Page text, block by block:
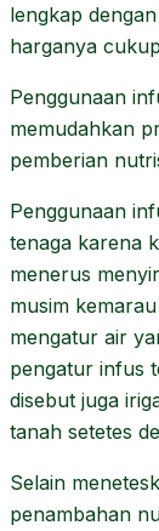
lengkap
harganya
Penggunaan
memudahkan
pemberian
Penggunaan
tenaga karena
menerus
musim
mengatur air
pengatur infus
disebut juga
tanah setetes
Selain
penambahan